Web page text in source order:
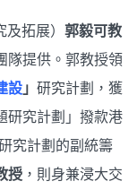
拓展） 郭毅可教
隊提供。郭教授領
設」 研究計劃，獲
研究計劃」撥款港
究計劃的副統籌
授 ，則身兼浸大交